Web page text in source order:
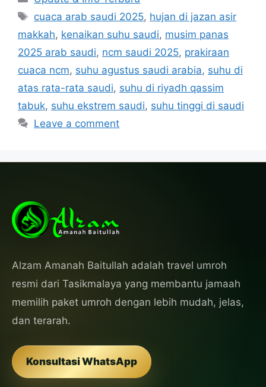
Tags
cuaca arab saudi 2025, hujan di jazan asir
makkah, kenaikan suhu saudi, musim panas
2025 arab saudi, ncm saudi 2025, prakiraan
cuaca ncm, suhu agustus saudi arabia, suhu di
atas rata-rata saudi, suhu di riyadh qassim
tabuk, suhu ekstrem saudi, suhu tinggi di saudi
Leave a comment
Alzam Amanah Baitullah adalah travel umroh
resmi dari Tasikmalaya yang membantu jamaah
memilih paket umroh dengan lebih mudah, jelas,
dan terarah.
Konsultasi WhatsApp